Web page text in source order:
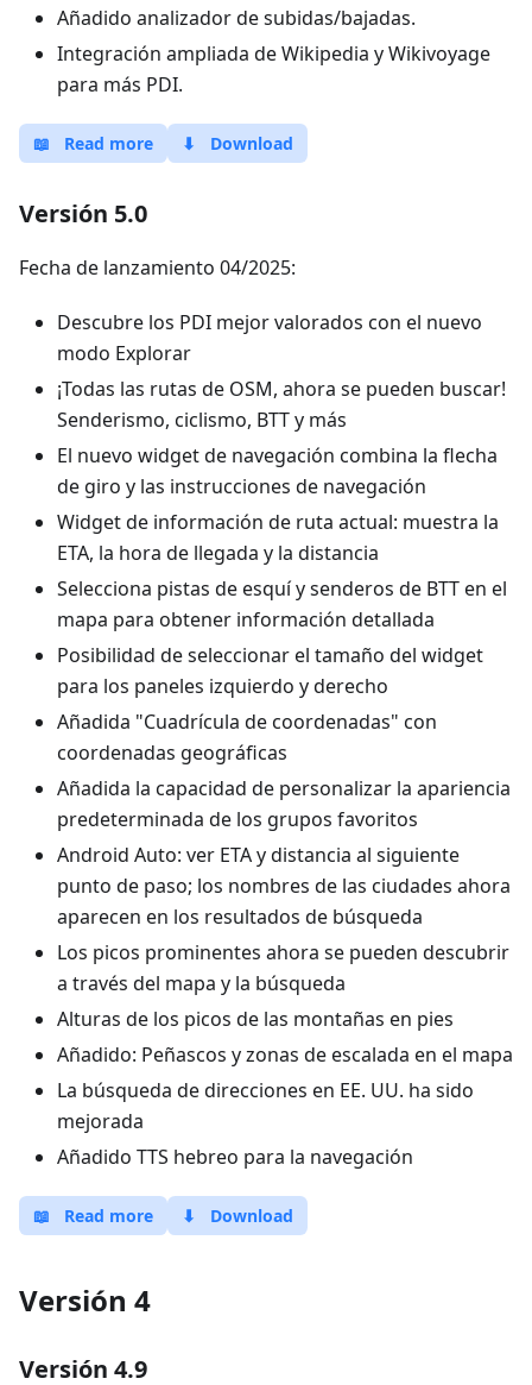
Añadido analizador de subidas/bajadas.
Integración ampliada de Wikipedia y Wikivoyage
para más PDI.
📖 Read more ⬇ Download
Versión 5.0
Fecha de lanzamiento 04/2025:
Descubre los PDI mejor valorados con el nuevo
modo Explorar
¡Todas las rutas de OSM, ahora se pueden buscar!
Senderismo, ciclismo, BTT y más
El nuevo widget de navegación combina la flecha
de giro y las instrucciones de navegación
Widget de información de ruta actual: muestra la
ETA, la hora de llegada y la distancia
Selecciona pistas de esquí y senderos de BTT en el
mapa para obtener información detallada
Posibilidad de seleccionar el tamaño del widget
para los paneles izquierdo y derecho
Añadida "Cuadrícula de coordenadas" con
coordenadas geográficas
Añadida la capacidad de personalizar la apariencia
predeterminada de los grupos favoritos
Android Auto: ver ETA y distancia al siguiente
punto de paso; los nombres de las ciudades ahora
aparecen en los resultados de búsqueda
Los picos prominentes ahora se pueden descubrir
a través del mapa y la búsqueda
Alturas de los picos de las montañas en pies
Añadido: Peñascos y zonas de escalada en el mapa
La búsqueda de direcciones en EE. UU. ha sido
mejorada
Añadido TTS hebreo para la navegación
📖 Read more ⬇ Download
Versión 4
Versión 4.9